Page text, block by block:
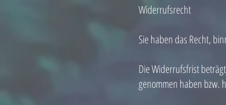
Widerrufsrecht
Sie haben das Recht,
Die Widerrufsfrist
genommen haben bzw.